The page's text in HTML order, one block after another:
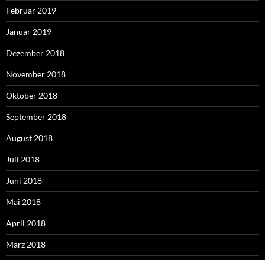
Februar 2019
Januar 2019
Dezember 2018
November 2018
Oktober 2018
September 2018
August 2018
Juli 2018
Juni 2018
Mai 2018
April 2018
März 2018